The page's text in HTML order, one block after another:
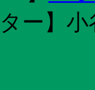
ター】